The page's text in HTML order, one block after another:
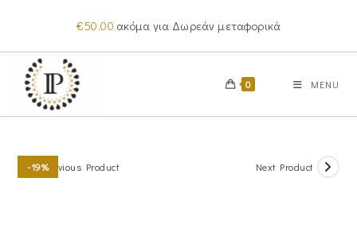
content
€50.00 ακόμα για Δωρεάν μεταφορικά
0 MENU
-19%Previous Product Next Product